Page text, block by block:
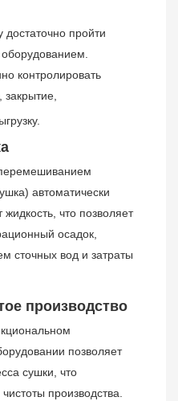
достаточно пройти
контролировать
автоматически
что позволяет
осадок,
сточных вод и затраты
производство
позволяет
сушки, что
производства.